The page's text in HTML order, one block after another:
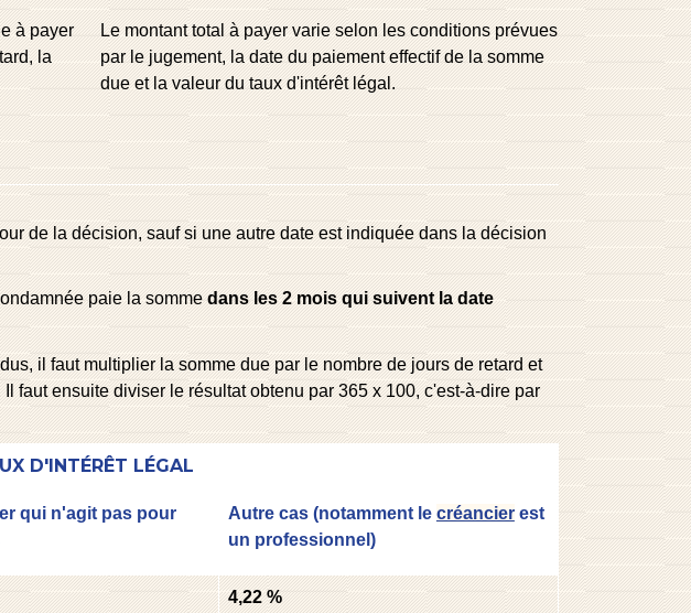
à payer
la
Le montant total à payer varie selon les conditions prévues
par le jugement, la date du paiement effectif de la somme
due et la valeur du taux d'intérêt légal.
de la décision, sauf si une autre date est indiquée dans la décision
paie la sommedans les 2 mois qui suivent la date
il faut multiplier la somme due par le nombre de jours de retard et
faut ensuite diviser le résultat obtenu par 365 x 100, c'est-à-dire par
D'INTÉRÊT LÉGAL
qui n'agit pas pour
Autre cas (notamment le créancierest
un professionnel)
4,22 %